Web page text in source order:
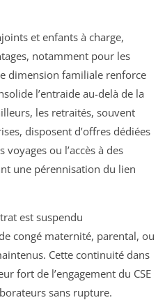
et enfants à charge,
notamment pour les
dimension familiale renforce
l’entraide au-delà de la
les retraités, souvent
disposent d’offres dédiées
ou l’accès à des
une pérennisation du lien
est suspendu
congé maternité, parental, ou
Cette continuité dans
fort de l’engagement du CSE
sans rupture.